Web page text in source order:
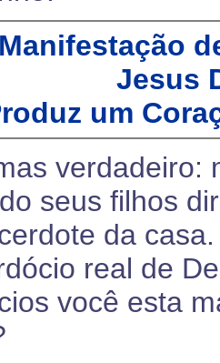
Jesus
um
verdadeiro:
seus filhos
da
real de
você esta